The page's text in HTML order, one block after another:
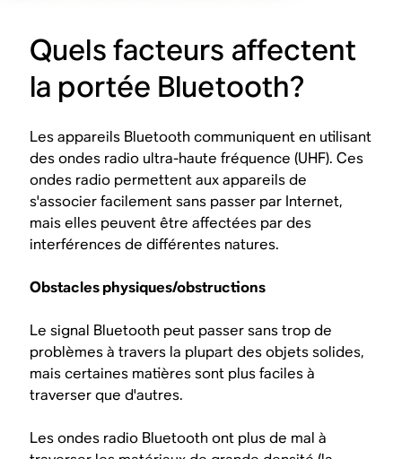
Quels facteurs affectent
la portée Bluetooth?
Les appareils Bluetooth communiquent en utilisant
des ondes radio ultra-haute fréquence (UHF). Ces
ondes radio permettent aux appareils de
s'associer facilement sans passer par Internet,
mais elles peuvent être affectées par des
interférences de différentes natures.
Obstacles physiques/obstructions
Le signal Bluetooth peut passer sans trop de
problèmes à travers la plupart des objets solides,
mais certaines matières sont plus faciles à
traverser que d'autres.
Les ondes radio Bluetooth ont plus de mal à